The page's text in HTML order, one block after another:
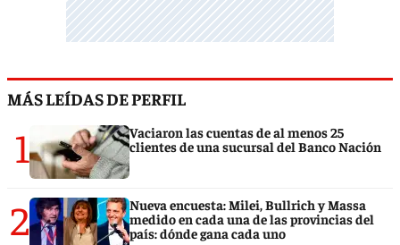
MÁS LEÍDAS DE PERFIL
1
Vaciaron las cuentas de al menos 25
clientes de una sucursal del Banco Nación
2
Nueva encuesta: Milei, Bullrich y Massa
medido en cada una de las provincias del
país: dónde gana cada uno